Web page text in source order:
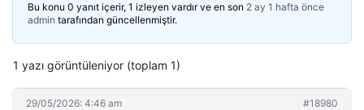
Bu konu 0 yanıt içerir, 1 izleyen vardır ve en son 2 ay 1 hafta önce
admin tarafından güncellenmiştir.
1 yazı görüntüleniyor (toplam 1)
29/05/2026: 4:46 am #18980